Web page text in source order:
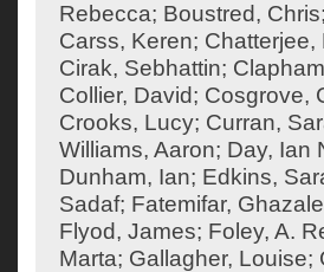
Rebecca; Boustred, Chris;
Carss, Keren; Chatterjee,
Cirak, Sebhattin;
Collier, David; Cosgrove,
Crooks, Lucy; Curran,
Williams, Aaron; Day, Ian
Dunham, Ian; Edkins,
Sadaf; Fatemifar,
Flyod, James; Foley, A.
Marta; Gallagher, Louise;